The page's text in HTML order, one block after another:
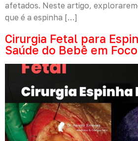
afetados. Neste artigo,
que é a espinha […]
Cirurgia Fetal para
Saúde do Bebê em Foco